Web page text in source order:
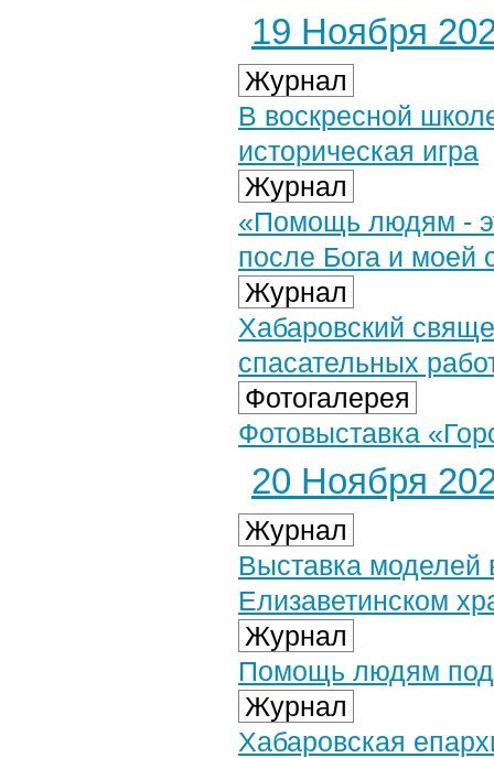
19 Ноября
Журнал
В воскресной
историческая игра
Журнал
«Помощь людям -
после Бога и моей
Журнал
Хабаровский
спасательных
Фотогалерея
Фотовыставка
20 Ноября
Журнал
Выставка моделей
Елизаветинском
Журнал
Помощь людям под
Журнал
Хабаровская